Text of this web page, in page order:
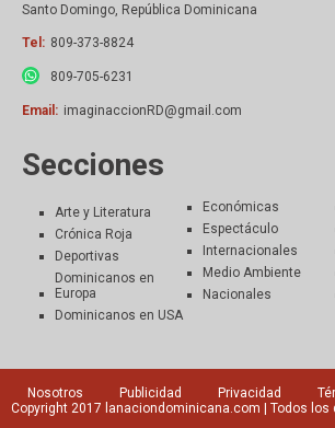
Santo Domingo, República Dominicana
Tel: 809-373-8824
809-705-6231
Email: imaginaccionRD@gmail.com
Secciones
Arte y Literatura
Crónica Roja
Deportivas
Dominicanos en
Europa
Dominicanos en USA
Económicas
Espectáculo
Internacionales
Medio Ambiente
Nacionales
Nosotros Publicidad Privacidad
Copyright 2017 lanaciondominicana.com | Todos los